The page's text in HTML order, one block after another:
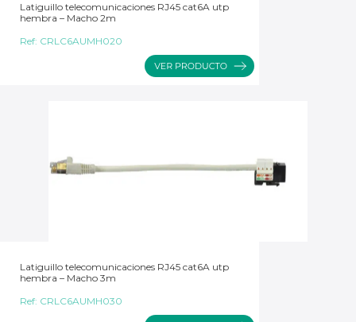
Latiguillo telecomunicaciones RJ45 cat6A utp
hembra – Macho 2m
Ref: CRLC6AUMH020
Latiguillo telecomunicaciones RJ45 cat6A utp
hembra – Macho 3m
Ref: CRLC6AUMH030